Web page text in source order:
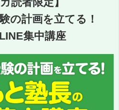
の計画を立てる！
集中講座